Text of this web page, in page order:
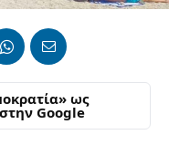
ως
Google